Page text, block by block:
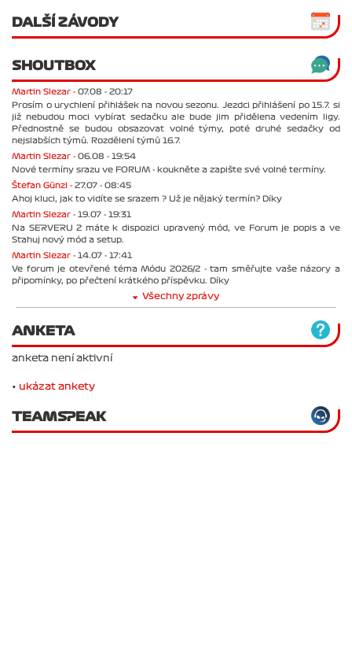
DALŠÍ ZÁVODY
SHOUTBOX
Martin Slezar -07.08 - 20:17
Prosím o urychlení přihlášek na novou sezonu. Jezdci přihlášení po 15.7. si
již nebudou moci vybírat sedačku ale bude jim přidělena vedením ligy.
Přednostně se budou obsazovat volné týmy, poté druhé sedačky od
nejslabších týmů. Rozdělení týmů 16.7.
Martin Slezar -06.08 - 19:54
Nové termíny srazu ve FORUM - koukněte a zapište své volné termíny.
Štefan Günzl - 27.07 - 08:45
Ahoj kluci, jak to vidíte se srazem ? Už je nějaký termín? Díky
Martin Slezar -19.07 - 19:31
Na SERVERU 2 máte k dispozici upravený mód, ve Forum je popis a ve
Stahuj nový mód a setup.
Martin Slezar -14.07 - 17:41
Ve forum je otevřené téma Módu 2026/2 - tam směřujte vaše názory a
připomínky, po přečtení krátkého příspěvku. Díky
Všechny zprávy
ANKETA
TEAMSPEAK